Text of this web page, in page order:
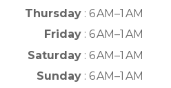
Thursday : 6 AM–1 AM
Friday : 6 AM–1 AM
Saturday : 6 AM–1 AM
Sunday : 6 AM–1 AM